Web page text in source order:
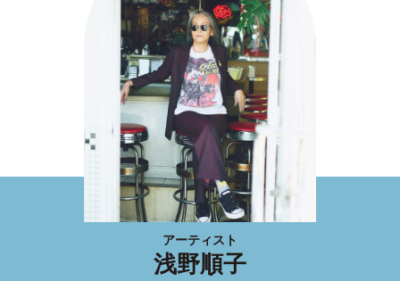
アーティスト
浅野順子